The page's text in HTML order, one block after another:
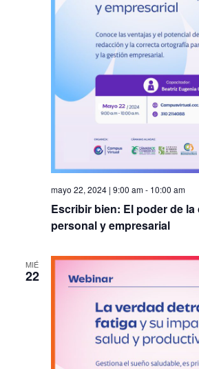
mayo 22, 2024 | 9:00 am- 10:00 am
Escribir bien: El poder de
personal y empresarial
MIÉ
22